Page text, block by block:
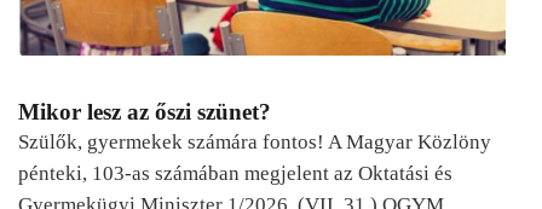
Mikor lesz az őszi szünet?
Szülők, gyermekek számára fontos! A Magyar Közlöny
pénteki, 103-as számában megjelent az Oktatási és